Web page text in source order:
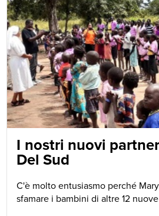
I nostri nuovi
Del Sud
C'è molto entusiasmo perché
sfamare i bambini di altre 12